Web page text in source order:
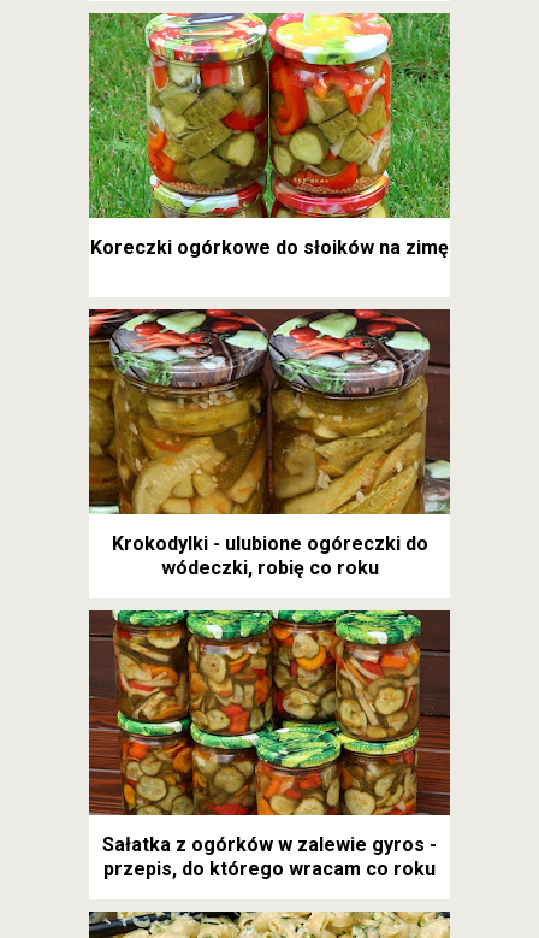
Koreczki ogórkowe do słoików na zimę
Krokodylki - ulubione ogóreczki do
wódeczki, robię co roku
Sałatka z ogórków w zalewie gyros -
przepis, do którego wracam co roku